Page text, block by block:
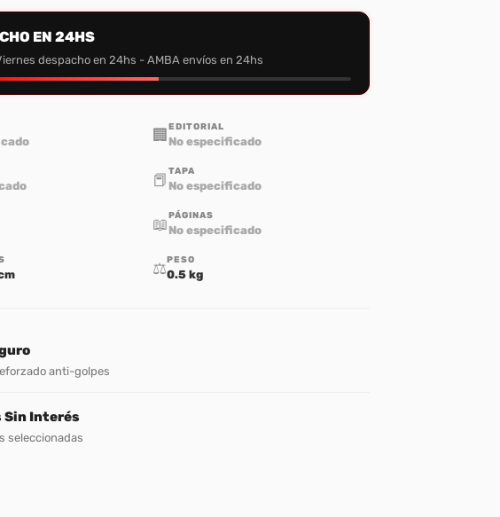
EN 24HS
despacho en 24hs - AMBA envíos en 24hs
🏢 EDITORIAL
No especificado
📕 TAPA
No especificado
📖PÁGINAS
No especificado
⚖️PESO
0.5 kg
anti-golpes
Sin Interés
seleccionadas